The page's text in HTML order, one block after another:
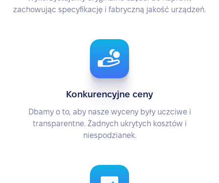
zachowując specyfikację i fabryczną jakość urządzeń.
Konkurencyjne ceny
Dbamy o to, aby nasze wyceny były uczciwe i
transparentne. Żadnych ukrytych kosztów i
niespodzianek.